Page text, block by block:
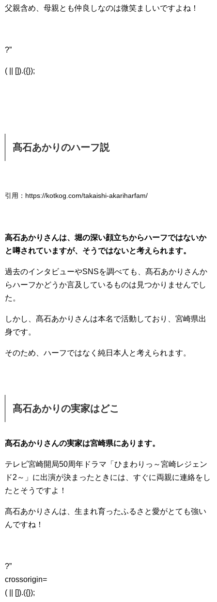
父親含め、母親とも仲良しなのは微笑ましいですよね！
?”
( || []).({});
髙石あかりのハーフ説
引用：https://kotkog.com/takaishi-akariharfam/
高石あかりさんは、堀の深い顔立ちからハーフではないか
と噂されていますが、そうではないと考えられます。
過去のインタビューやSNSを調べても、髙石あかりさんか
らハーフかどうか言及しているものは見つかりませんでし
た。
しかし、髙石あかりさんは本名で活動しており、宮崎県出
身です。
そのため、ハーフではなく純日本人と考えられます。
髙石あかりの実家はどこ
髙石あかりさんの実家は宮崎県にあります。
テレビ宮崎開局50周年ドラマ「ひまわりっ～宮崎レジェン
ド2～」に出演が決まったときには、すぐに両親に連絡をし
たとそうですよ！
髙石あかりさんは、生まれ育ったふるさと愛がとても強い
んですね！
?”
crossorigin=
( || []).({});